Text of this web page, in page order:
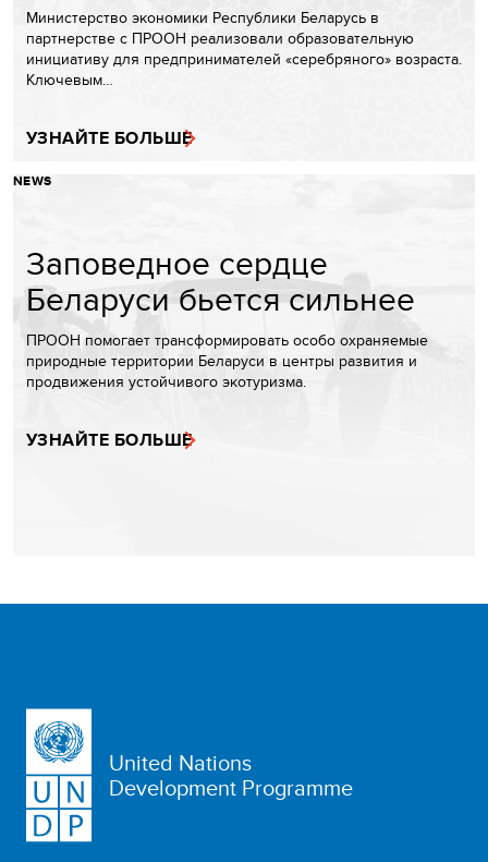
Министерство экономики Республики Беларусь в
партнерстве с ПРООН реализовали образовательную
инициативу для предпринимателей «серебряного» возраста.
Ключевым…
УЗНАЙТЕ БОЛЬШЕ
NEWS
Заповедное сердце
Беларуси бьется сильнее
ПРООН помогает трансформировать особо охраняемые
природные территории Беларуси в центры развития и
продвижения устойчивого экотуризма.
УЗНАЙТЕ БОЛЬШЕ
United Nations
Development Programme